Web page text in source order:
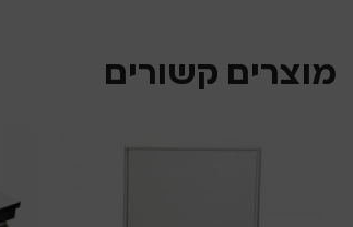
מוצרים קשורים